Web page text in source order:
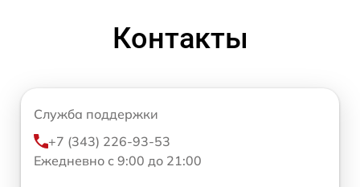
Контакты
Служба поддержки
+7 (343) 226-93-53
Ежедневно с 9:00 до 21:00